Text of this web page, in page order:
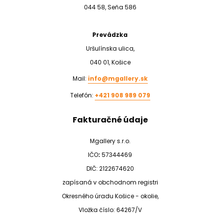
044 58, Seňa 586
Prevádzka
Uršulínska ulica,
040 01, Košice
Mail: info@mgallery.sk
Telefón: +421 908 989 079
Fakturačné údaje
Mgallery s.r.o.
IČO: 57344469
DIČ: 2122674620
zapísaná v obchodnom registri
Okresného úradu Košice - okolie,
Vložka číslo: 64267/V